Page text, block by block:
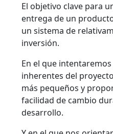
El objetivo clave para
entrega de un
un sistema de
inversión.
En el que
inherentes del
más pequeños y
facilidad de cambio
desarrollo.